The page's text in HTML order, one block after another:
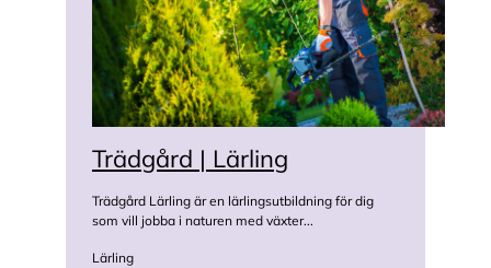
Trädgård | Lärling
Trädgård Lärling är en lärlingsutbildning för dig
som vill jobba i naturen med växter...
Lärling